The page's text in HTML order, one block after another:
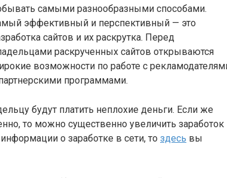
самыми разнообразными способами.
эффективный и перспективный — это
сайтов и их раскрутка. Перед
раскрученных сайтов открываются
возможности по работе с
программами.
будут платить неплохие деньги. Если же
то можно существенно увеличить заработок
о заработке в сети, то здесь вы